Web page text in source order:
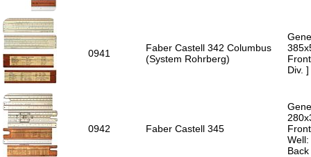
0941
Faber Castell 342 Columbus
(System Rohrberg)
Div.
0942 Faber Castell 345